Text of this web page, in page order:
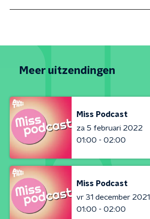
Meer uitzendingen
Miss Podcast
za 5 februari 2022
01:00 - 02:00
Miss Podcast
vr 31 december 2021
01:00 - 02:00